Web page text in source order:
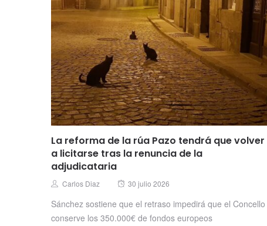
La reforma de la rúa Pazo tendrá que volver
a licitarse tras la renuncia de la
adjudicataria
Author
Carlos Diaz
Posted
30 julio 2026
Sánchez sostiene que el retraso impedirá que el Concello
conserve los 350.000€ de fondos europeos